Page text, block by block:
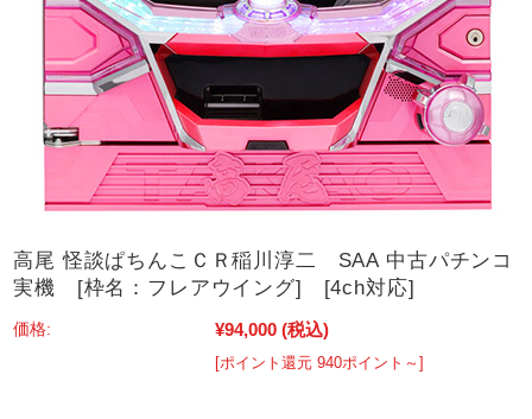
高尾 怪談ぱちんこＣＲ稲川淳二 SAA 中古パチンコ
実機 [枠名：フレアウイング] [4ch対応]
価格: ¥94,000 (税込)
[ポイント還元 940ポイント～]